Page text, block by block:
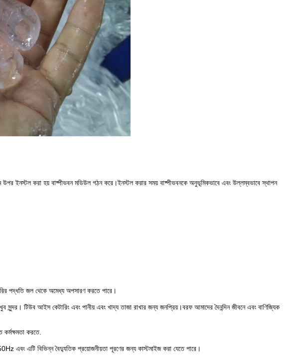
উপর ইনস্টল করা হয় বাষ্পীভবন মডিউল গঠন করে।ইনস্টল করার সময় বাষ্পীভবনকে অনুভূমিকভাবে এবং উল্লম্বভাবে স্থাপন
পদ্ধতি জল থেকে অমেধ্য অপসারণ করতে পারে।
টিউব আইস কেটারিং এবং পানীয় এবং খাদ্য তাজা রাখার জন্য জনপ্রিয়।বরফ আমাদের দৈনন্দিন জীবনে এবং বাণিজ্যিক
করতে.
এবং এটি বিভিন্ন বৈদ্যুতিক প্রয়োজনীয়তা পূরণের জন্য কাস্টমাইজ করা যেতে পারে।